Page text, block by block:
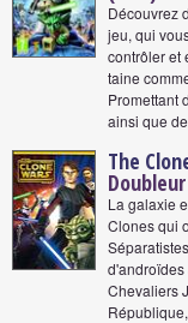
Découvrez
jeu, qui
contrôler et
taine
Promettant
ainsi que
The
La galaxie
Clones qui
Chevaliers